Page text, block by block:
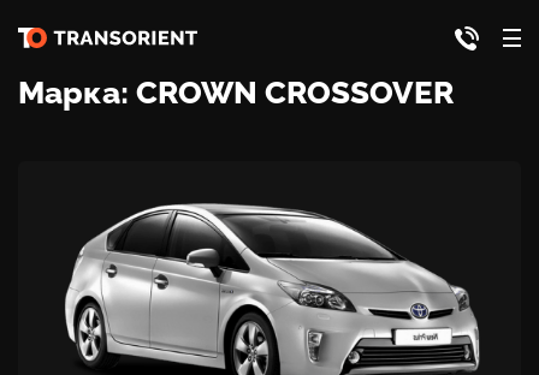
Марка: CROWN CROSSOVER